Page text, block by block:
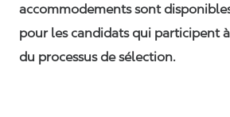
accommodements sont
pour les candidats qui participent
du processus de sélection.